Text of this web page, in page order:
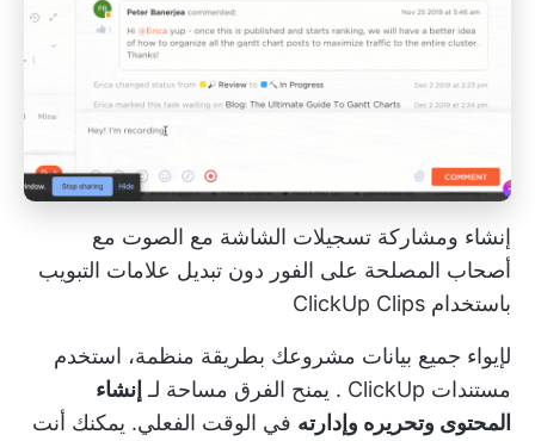
إنشاء ومشاركة تسجيلات الشاشة مع الصوت مع
أصحاب المصلحة على الفور دون تبديل علامات التبويب
باستخدام ClickUp Clips
لإيواء جميع بيانات مشروعك بطريقة منظمة، استخدم
مستندات ClickUp
. يمنح الفرق مساحة لـ إنشاء
المحتوى وتحريره وإدارته في الوقت الفعلي. يمكنك أنت